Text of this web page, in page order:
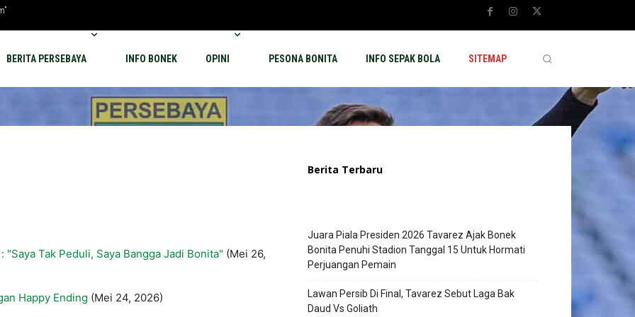
BERITA PERSEBAYA INFO BONEK OPINI PESONA BONITA INFO SEPAK BOLA SITEMAP
Tak Peduli, Saya Bangga Jadi Bonita" (Mei 26,
Happy Ending (Mei 24, 2026)
Berita Terbaru
Juara Piala Presiden 2026 Tavarez Ajak Bonek
Bonita Penuhi Stadion Tanggal 15 Untuk Hormati
Perjuangan Pemain
Lawan Persib Di Final, Tavarez Sebut Laga Bak
Daud Vs Goliath